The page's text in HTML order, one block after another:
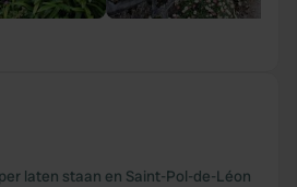
about your use of our site with
and analytics partners who
laten staan en Saint-Pol-de-Léon